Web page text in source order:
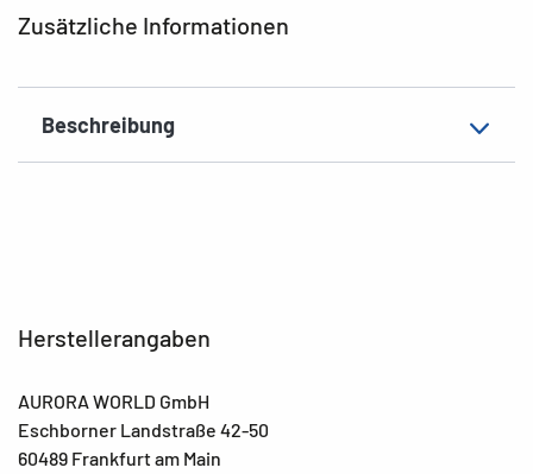
Zusätzliche Informationen
Beschreibung
Herstellerangaben
AURORA WORLD GmbH
Eschborner Landstraße 42-50
60489 Frankfurt am Main